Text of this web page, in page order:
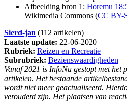
Afbeelding bron 1: Horemu
Wikimedia Commons (CC BY-
Sierd-jan (112 artikelen)
Laatste update: 22-06-2020
Rubriek: Reizen en Recreatie
Subrubriek: Bezienswaardigheden
Vanaf 2021 is InfoNu gestopt met het
artikelen. Het bestaande
wordt niet meer geactualiseerd.
verouderd zijn. Het plaatsen van